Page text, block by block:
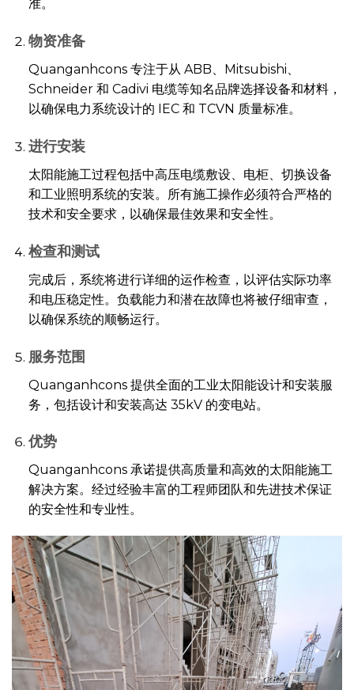
准。
物资准备
Quanganhcons 专注于从 ABB、Mitsubishi、
Schneider 和 Cadivi 电缆等知名品牌选择设备和材料，
以确保电力系统设计的 IEC 和 TCVN 质量标准。
进行安装
太阳能施工过程包括中高压电缆敷设、电柜、切换设备
和工业照明系统的安装。所有施工操作必须符合严格的
技术和安全要求，以确保最佳效果和安全性。
检查和测试
完成后，系统将进行详细的运作检查，以评估实际功率
和电压稳定性。负载能力和潜在故障也将被仔细审查，
以确保系统的顺畅运行。
服务范围
Quanganhcons 提供全面的工业太阳能设计和安装服
务，包括设计和安装高达 35kV 的变电站。
优势
Quanganhcons 承诺提供高质量和高效的太阳能施工
解决方案。经过经验丰富的工程师团队和先进技术保证
的安全性和专业性。